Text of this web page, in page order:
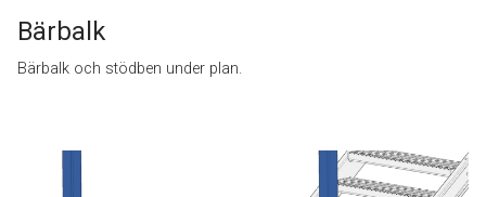
Bärbalk
Bärbalk och stödben under plan.